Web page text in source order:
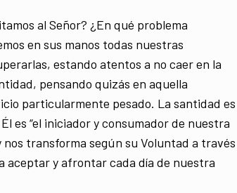
al Señor? ¿En qué problema
en sus manos todas nuestras
estando atentos a no caer en la
pensando quizás en aquella
particularmente pesado. La santidad es
es “el iniciador y consumador de nuestra
nos transforma según su Voluntad a través
aceptar y afrontar cada día de nuestra